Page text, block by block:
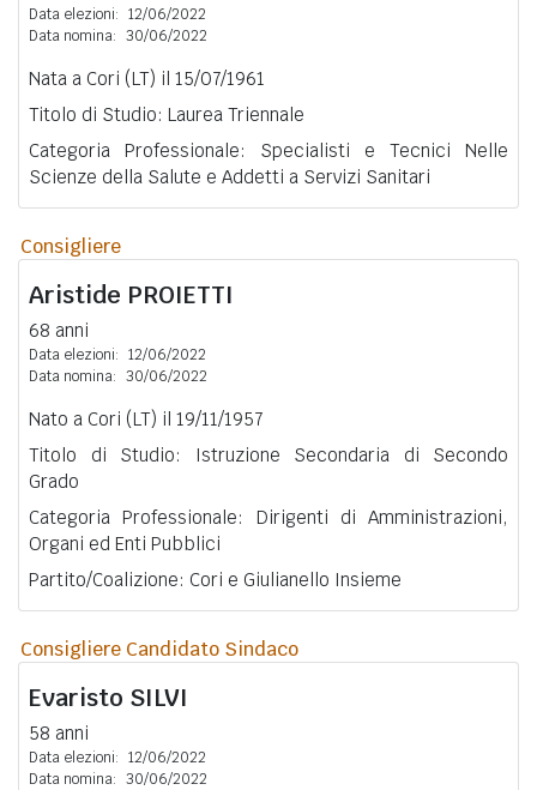
Data elezioni: 12/06/2022
Data nomina: 30/06/2022
Nata a Cori (LT) il 15/07/1961
Titolo di Studio: Laurea Triennale
Categoria Professionale: Specialisti e Tecnici Nelle
Scienze della Salute e Addetti a Servizi Sanitari
Consigliere
Aristide PROIETTI
68 anni
Data elezioni: 12/06/2022
Data nomina: 30/06/2022
Nato a Cori (LT) il 19/11/1957
Titolo di Studio: Istruzione Secondaria di Secondo
Grado
Categoria Professionale: Dirigenti di Amministrazioni,
Organi ed Enti Pubblici
Partito/Coalizione: Cori e Giulianello Insieme
Consigliere Candidato Sindaco
Evaristo SILVI
58 anni
Data elezioni: 12/06/2022
Data nomina: 30/06/2022